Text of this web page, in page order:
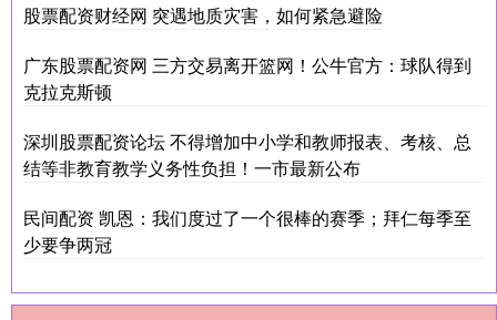
股票配资财经网 突遇地质灾害，如何紧急避险
广东股票配资网 三方交易离开篮网！公牛官方：球队得到
克拉克斯顿
深圳股票配资论坛 不得增加中小学和教师报表、考核、总
结等非教育教学义务性负担！一市最新公布
民间配资 凯恩：我们度过了一个很棒的赛季；拜仁每季至
少要争两冠